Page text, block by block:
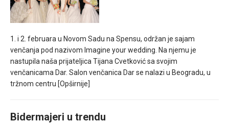
1. i 2. februara u Novom Sadu na Spensu, održan je sajam
venčanja pod nazivom Imagine your wedding. Na njemu je
nastupila naša prijateljica Tijana Cvetković sa svojim
venčanicama Dar. Salon venčanica Dar se nalazi u Beogradu, u
tržnom centru [Opširnije]
Bidermajeri u trendu